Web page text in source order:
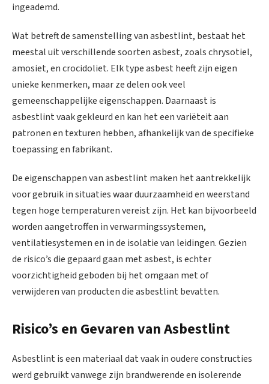
ingeademd.
Wat betreft de samenstelling van asbestlint, bestaat het
meestal uit verschillende soorten asbest, zoals chrysotiel,
amosiet, en crocidoliet. Elk type asbest heeft zijn eigen
unieke kenmerken, maar ze delen ook veel
gemeenschappelijke eigenschappen. Daarnaast is
asbestlint vaak gekleurd en kan het een variëteit aan
patronen en texturen hebben, afhankelijk van de specifieke
toepassing en fabrikant.
De eigenschappen van asbestlint maken het aantrekkelijk
voor gebruik in situaties waar duurzaamheid en weerstand
tegen hoge temperaturen vereist zijn. Het kan bijvoorbeeld
worden aangetroffen in verwarmingssystemen,
ventilatiesystemen en in de isolatie van leidingen. Gezien
de risico’s die gepaard gaan met asbest, is echter
voorzichtigheid geboden bij het omgaan met of
verwijderen van producten die asbestlint bevatten.
Risico’s en Gevaren van Asbestlint
Asbestlint is een materiaal dat vaak in oudere constructies
werd gebruikt vanwege zijn brandwerende en isolerende